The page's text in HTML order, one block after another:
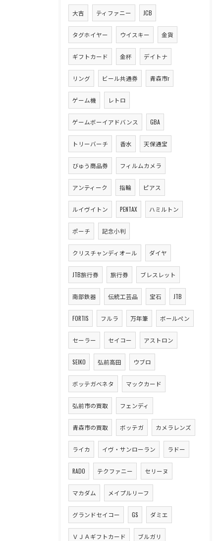
大吉 ティファニー JCB
タグホイヤー ウイスキー 金貨
ギフトカード 金杯 デイトナ
リング ビール共通券 青森市r
ゲーム機 レトロ
ゲームボーイアドバンス GBA
トリーバーチ 香水 天保通宝
びゅう商品券 フィルムカメラ
アンティーク 指輪 ピアス
ルイヴイトン PENTAX ハミルトン
ポーチ 記念小判
クリスチャンディオール ダイヤ
JTB旅行券 旅行券 ブレスレット
南部鉄器 伝統工芸品 宝石 JTB
FORTIS フルラ 万年筆 ボールペン
セーラー セイコー アストロン
SEIKO 弘前高田 ウブロ
ボッテガベネタ マックカード
弘前市の買取 フェンディ
青森市の買取 ボッテガ カメラレンズ
ライカ イヴ・サンローラン ラドー
RADO テクファニー セリーヌ
マカダム メイプルリーフ
グランドセイコー GS ダミエ
ＶＪＡギフトカード ブルガリ